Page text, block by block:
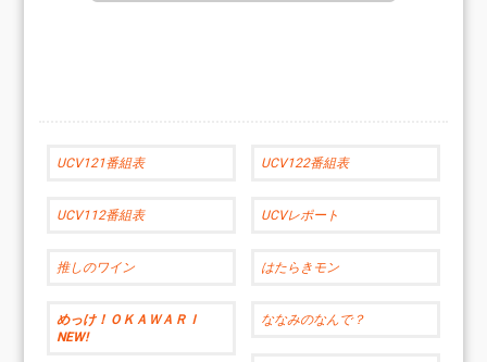
UCV121番組表 UCV122番組表
UCV112番組表 UCVレポート
推しのワイン はたらきモン
めっけ！ＯＫＡＷＡＲＩ
NEW!
ななみのなんで？